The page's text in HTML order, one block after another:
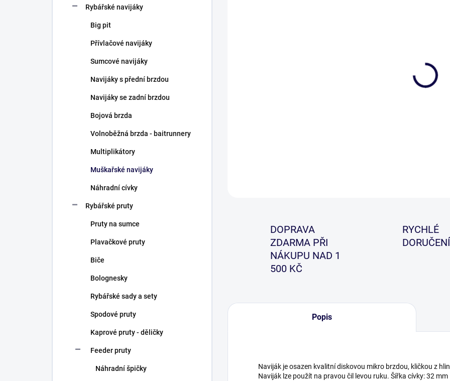
Rybářské navijáky
Big pit
Přívlačové navijáky
Sumcové navijáky
Navijáky s přední brzdou
Navijáky se zadní brzdou
Bojová brzda
Volnoběžná brzda - baitrunnery
Multiplikátory
Muškařské navijáky
Náhradní cívky
Rybářské pruty
Pruty na sumce
Plavačkové pruty
Biče
Bolognesky
Rybářské sady a sety
Spodové pruty
Kaprové pruty - děličky
Feeder pruty
Náhradní špičky
DOPRAVA
ZDARMA PŘI
NÁKUPU NAD 1
500 KČ
RYCHLÉ
DORUČENÍ
Popis
Naviják je osazen kvalitní diskovou mikro brzdou, kličkou z
Naviják lze použít na pravou čil levou ruku. Šířka cívky: 32